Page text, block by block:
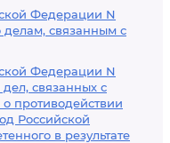
Федерации N
делам, связанным с
Федерации N
связанных с
противодействии
Российской
в результате